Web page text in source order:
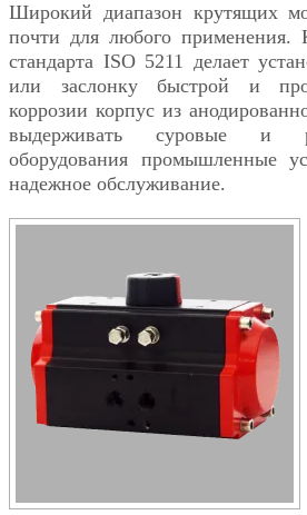
Широкий диапазон крутящих
почти для любого применения.
стандарта ISO 5211 делает
или заслонку быстрой и
коррозии корпус из
выдерживать суровые и
оборудования промышленные
надежное обслуживание.